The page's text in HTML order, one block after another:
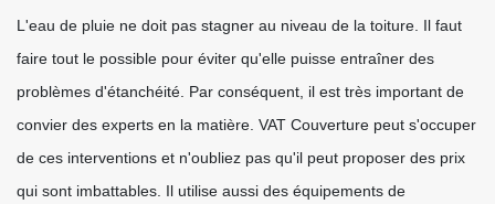
L'eau de pluie ne doit pas stagner au niveau de la toiture. Il faut
faire tout le possible pour éviter qu'elle puisse entraîner des
problèmes d'étanchéité. Par conséquent, il est très important de
convier des experts en la matière. VAT Couverture peut s'occuper
de ces interventions et n'oubliez pas qu'il peut proposer des prix
qui sont imbattables. Il utilise aussi des équipements de